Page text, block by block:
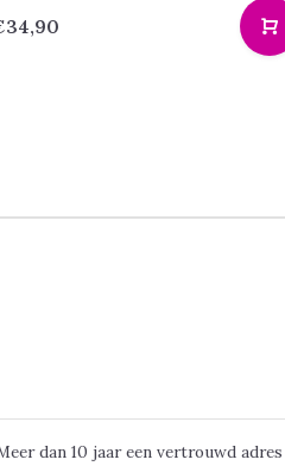
dan 10 jaar een vertrouwd adres